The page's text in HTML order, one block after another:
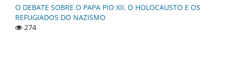
O DEBATE SOBRE O PAPA PIO XII, O HOLOCAUSTO E OS
REFUGIADOS DO NAZISMO
274